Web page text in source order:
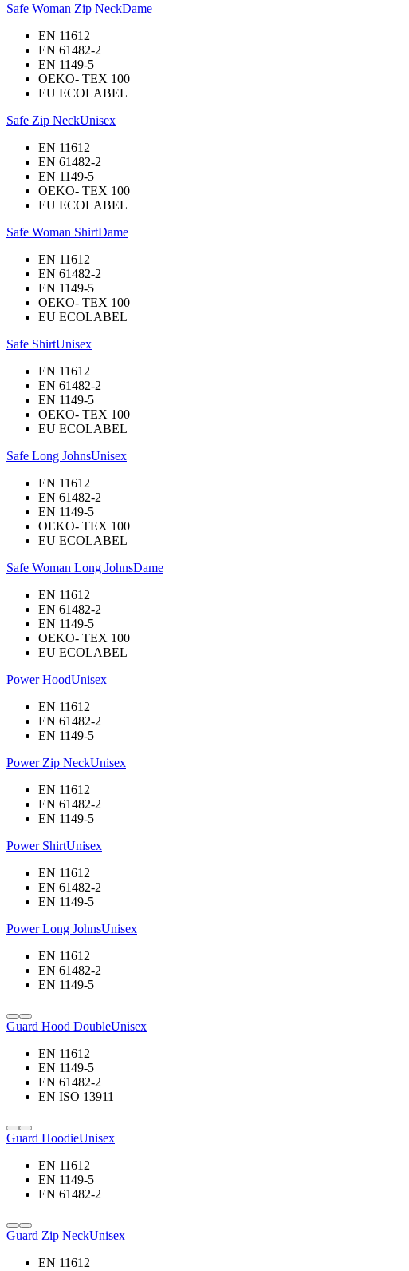
Safe Woman Zip NeckDame
EN 11612
EN 61482-2
EN 1149-5
OEKO- TEX 100
EU ECOLABEL
Safe Zip NeckUnisex
EN 11612
EN 61482-2
EN 1149-5
OEKO- TEX 100
EU ECOLABEL
Safe Woman ShirtDame
EN 11612
EN 61482-2
EN 1149-5
OEKO- TEX 100
EU ECOLABEL
Safe ShirtUnisex
EN 11612
EN 61482-2
EN 1149-5
OEKO- TEX 100
EU ECOLABEL
Safe Long JohnsUnisex
EN 11612
EN 61482-2
EN 1149-5
OEKO- TEX 100
EU ECOLABEL
Safe Woman Long JohnsDame
EN 11612
EN 61482-2
EN 1149-5
OEKO- TEX 100
EU ECOLABEL
Power HoodUnisex
EN 11612
EN 61482-2
EN 1149-5
Power Zip NeckUnisex
EN 11612
EN 61482-2
EN 1149-5
Power ShirtUnisex
EN 11612
EN 61482-2
EN 1149-5
Power Long JohnsUnisex
EN 11612
EN 61482-2
EN 1149-5
Guard Hood DoubleUnisex
EN 11612
EN 1149-5
EN 61482-2
EN ISO 13911
Guard HoodieUnisex
EN 11612
EN 1149-5
EN 61482-2
Guard Zip NeckUnisex
EN 11612